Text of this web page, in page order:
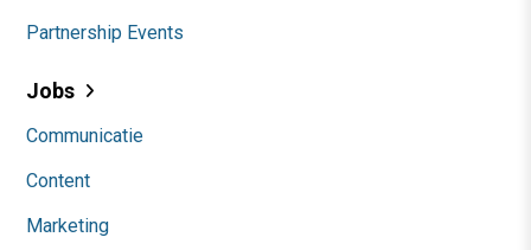
Partnership Events
Jobs
Communicatie
Content
Marketing